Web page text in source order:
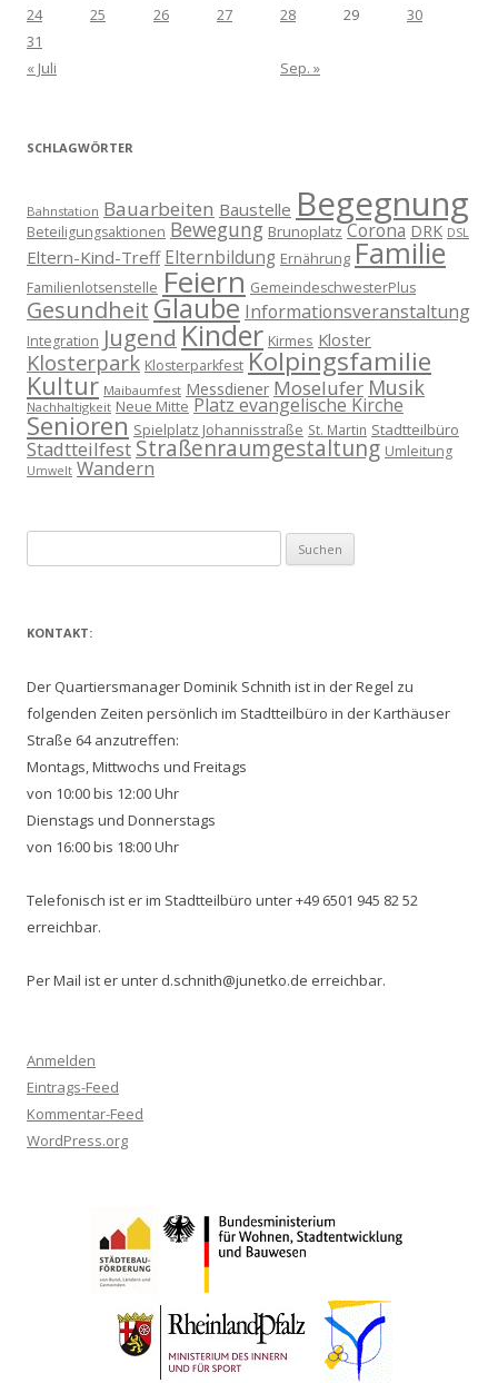
24
25 26 27 28 29
30
31
« Juli
Sep. »
SCHLAGWÖRTER
Bahnstation Bauarbeiten Baustelle Begegnung
Beteiligungsaktionen Bewegung Brunoplatz Corona DRK DSL
Eltern-Kind-Treff Elternbildung Ernährung Familie
Familienlotsenstelle Feiern GemeindeschwesterPlus
Gesundheit Glaube Informationsveranstaltung
Integration Jugend Kinder Kirmes Kloster
Klosterpark Klosterparkfest Kolpingsfamilie
Kultur Maibaumfest Messdiener Moselufer Musik
Nachhaltigkeit Neue Mitte Platz evangelische Kirche
Senioren Spielplatz Johannisstraße St. Martin Stadtteilbüro
Stadtteilfest Straßenraumgestaltung Umleitung
Umwelt Wandern
nach:
KONTAKT:
Der Quartiersmanager Dominik Schnith ist in der Regel zu
folgenden Zeiten persönlich im Stadtteilbüro in der Karthäuser
Straße 64 anzutreffen:
Montags, Mittwochs und Freitags
von 10:00 bis 12:00 Uhr
Dienstags und Donnerstags
von 16:00 bis 18:00 Uhr
Telefonisch ist er im Stadtteilbüro unter +49 6501 945 82 52
erreichbar.
Per Mail ist er unter d.schnith@junetko.de erreichbar.
Anmelden
Eintrags-Feed
Kommentar-Feed
WordPress.org